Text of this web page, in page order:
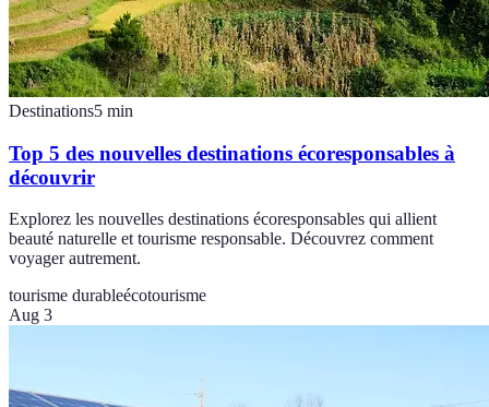
Destinations5 min
Top 5 des nouvelles destinations écoresponsables à
découvrir
Explorez les nouvelles destinations écoresponsables qui allient
beauté naturelle et tourisme responsable. Découvrez comment
voyager autrement.
tourisme durableécotourisme
Aug 3